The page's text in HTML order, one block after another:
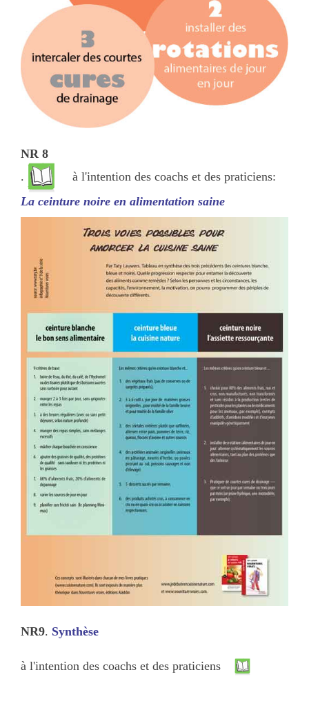
NR 8
.
à l'intention des coachs et des praticiens:
La ceinture noire en alimentation saine
NR9. Synthèse
à l'intention des coachs et des praticiens